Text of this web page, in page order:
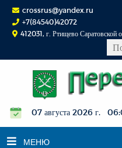
crossrus@yandex.ru
+7(84540)42072
412031, г. Ртищево Саратовской
07 августа 2026 г.
МЕНЮ